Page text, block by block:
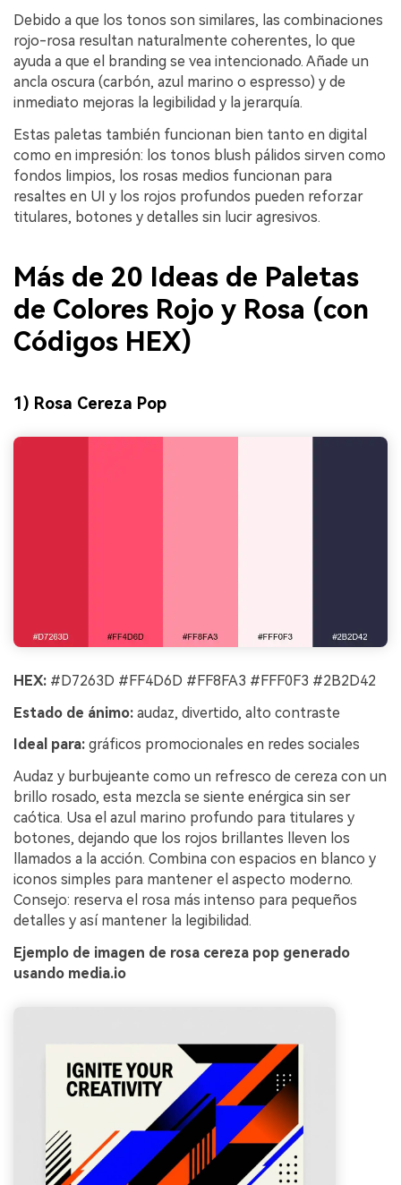
Debido a que los tonos son similares, las combinaciones
rojo-rosa resultan naturalmente coherentes, lo que
ayuda a que el branding se vea intencionado. Añade un
ancla oscura (carbón, azul marino o espresso) y de
inmediato mejoras la legibilidad y la jerarquía.
Estas paletas también funcionan bien tanto en digital
como en impresión: los tonos blush pálidos sirven como
fondos limpios, los rosas medios funcionan para
resaltes en UI y los rojos profundos pueden reforzar
titulares, botones y detalles sin lucir agresivos.
Más de 20 Ideas de Paletas
de Colores Rojo y Rosa (con
Códigos HEX)
1) Rosa Cereza Pop
HEX: #D7263D #FF4D6D #FF8FA3 #FFF0F3 #2B2D42
Estado de ánimo: audaz, divertido, alto contraste
Ideal para: gráficos promocionales en redes sociales
Audaz y burbujeante como un refresco de cereza con un
brillo rosado, esta mezcla se siente enérgica sin ser
caótica. Usa el azul marino profundo para titulares y
botones, dejando que los rojos brillantes lleven los
llamados a la acción. Combina con espacios en blanco y
iconos simples para mantener el aspecto moderno.
Consejo: reserva el rosa más intenso para pequeños
detalles y así mantener la legibilidad.
Ejemplo de imagen de rosa cereza pop generado
usando media.io